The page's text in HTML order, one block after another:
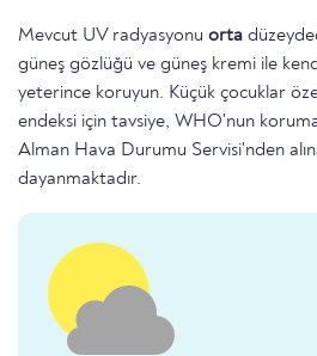
Mevcut UV radyasyonu orta
güneş gözlüğü ve güneş kremi ile
yeterince koruyun. Küçük çocuklar
endeksi için tavsiye, WHO'nun
Alman Hava Durumu Servisi'nden
dayanmaktadır.